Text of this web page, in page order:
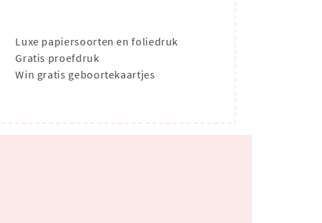
Luxe papiersoorten en foliedruk
Gratis proefdruk
Win gratis geboortekaartjes